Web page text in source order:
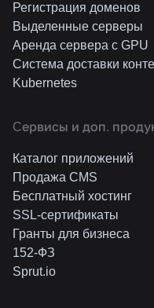
Регистрация доменов
Выделенные серверы
Аренда сервера с GPU
Система доставки
Kubernetes
Cервисы и доп.
Каталог приложений
Продажа CMS
Бесплатный хостинг
SSL-сертификаты
Гранты для бизнеса
152-ФЗ
Sprut.io